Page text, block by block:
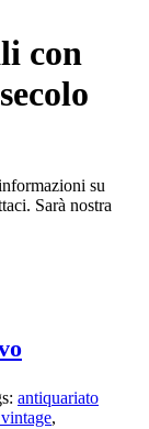
con
su
Sarà nostra
antiquariato
,